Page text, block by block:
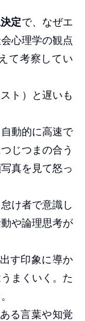
定で、なぜエ
心理学の観点
て考察してい
ト）と遅いも
動的に高速で
じつまの合う
真を見て怒っ
け者で意識し
や論理思考が
す印象に導か
まくいく。た
ある言葉や知覚